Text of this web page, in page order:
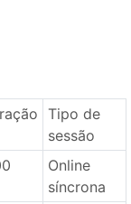
Tipo de
sessão
Online
síncrona